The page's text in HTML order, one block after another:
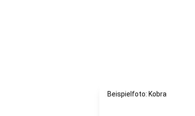
Beispielfoto: Kobra